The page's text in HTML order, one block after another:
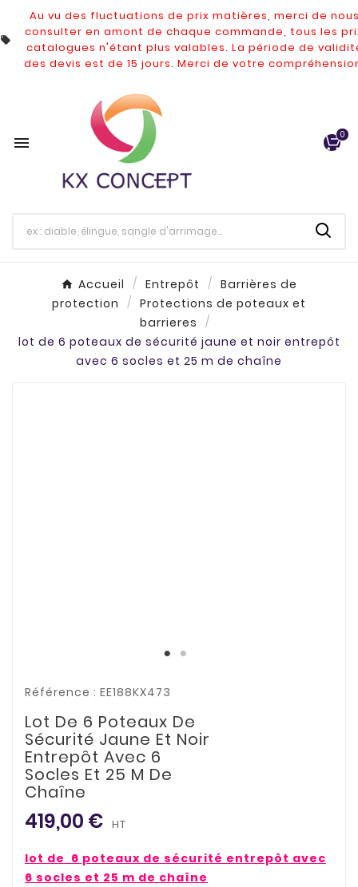

Au vu des fluctuations de prix matières, merci de
consulter en amont de chaque commande, tous les
catalogues n'étant plus valables. La période de
des devis est de 15 jours. Merci de votre
 0
Accueil Entrepôt
Barrières de
protection
Protections de poteaux et
barrieres
lot de 6 poteaux de sécurité jaune et noir entrepôt
avec 6 socles et 25 m de chaîne
Référence : EE188KX473
Lot De 6 Poteaux De
Sécurité Jaune Et Noir
Entrepôt Avec 6
Socles Et 25 M De
Chaîne
419,00 € HT
lot de 6 poteaux de sécurité entrepôt avec
6 socles et 25 m de chaîne